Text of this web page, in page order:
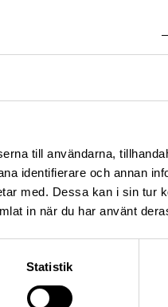
till användarna,
identifierare och annan
med. Dessa kan i sin tur
in när du har använt
Statistik